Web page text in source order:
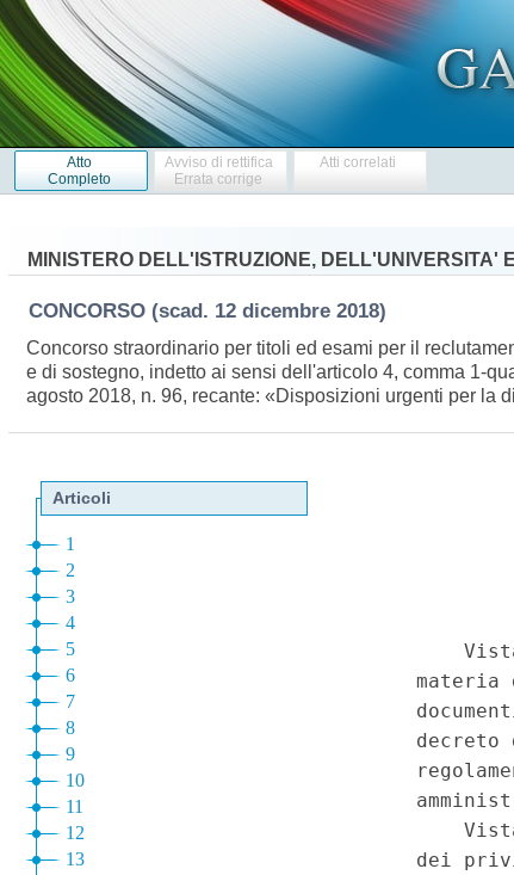
Atto
Completo
Avviso di rettifica
Errata corrige
Atti correlati
MINISTERO DELL'ISTRUZIONE, DELL'UNIVERSITA'
CONCORSO (scad. 12 dicembre 2018)
Concorso straordinario per titoli ed esami per il
e di sostegno, indetto ai sensi dell'articolo 4, comma 1-
agosto 2018, n. 96, recante: «Disposizioni urgenti per la